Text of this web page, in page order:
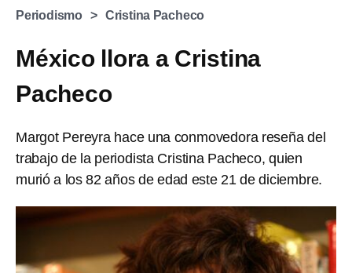
Periodismo Cristina Pacheco
México llora a Cristina
Pacheco
Margot Pereyra hace una conmovedora reseña del
trabajo de la periodista Cristina Pacheco, quien
murió a los 82 años de edad este 21 de diciembre.